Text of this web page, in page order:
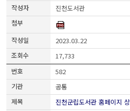
진천도서관
2023.03.22
17,733
582
공통
진천군립도서관 홈페이지